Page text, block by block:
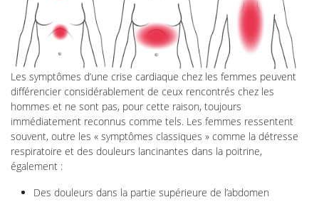
Les symptômes d’une crise cardiaque chez les femmes peuvent
différencier considérablement de ceux rencontrés chez les
hommes et ne sont pas, pour cette raison, toujours
immédiatement reconnus comme tels. Les femmes ressentent
souvent, outre les « symptômes classiques » comme la détresse
respiratoire et des douleurs lancinantes dans la poitrine,
également :
Des douleurs dans la partie supérieure de l’abdomen